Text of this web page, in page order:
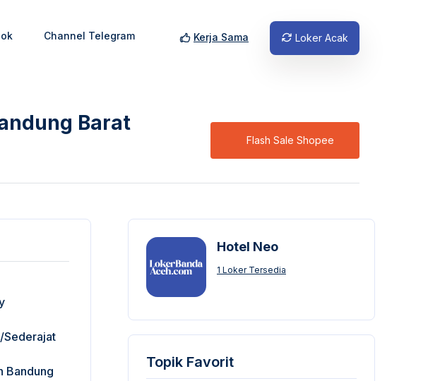
Channel Telegram Kerja Sama Loker Acak
Barat
Flash Sale Shopee
Sederajat
Bandung
Hotel Neo
1 Loker Tersedia
Topik Favorit